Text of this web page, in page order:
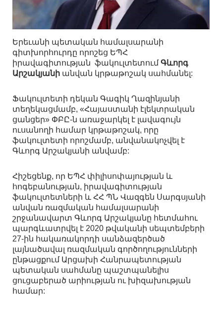
Երեւանի պետական համալսարանի
գիտխորհուրդը որոշեց ԵՊՀ
իրավագիտության ֆակուլտետումԳևորգ
Արշակյանի անվան կրթաթոշակ սահմանել:
Ֆակուլտետի դեկան Գագիկ Ղազինյանի
տեղեկացմամբ, «Հայաստանի էլեկտրական
ցանցեր» ՓԲԸ-ն առաջարկել է լավագույն
ուսանողի համար կրթաթոշակ, որը
ֆակուլտետի որոշմամբ, անվանակոչվել է
Գևորգ Արշակյանի անվամբ:
Հիշեցենք, որ ԵՊՀ փիլիսոփայության և
հոգեբանության, իրավագիտության
ֆակուլտետների և ՀՀ ՊՆ Վազգեն Սարգսյանի
անվան ռազմական համալսարանի
շրջանավարտ Գևորգ Արշակյանը հետմահու
պարգևատրվել է 2020 թվականի սեպտեմբերի
27-ին հակառակորդի սանձազերծած
լայնածավալ ռազմական գործողությունների
ընթացքում Արցախի Հանրապետության
պետական սահմանը պաշտպանելիս
ցուցաբերած արիության ու խիզախության
համար: